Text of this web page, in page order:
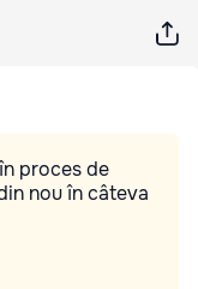
proces de
nou în câteva